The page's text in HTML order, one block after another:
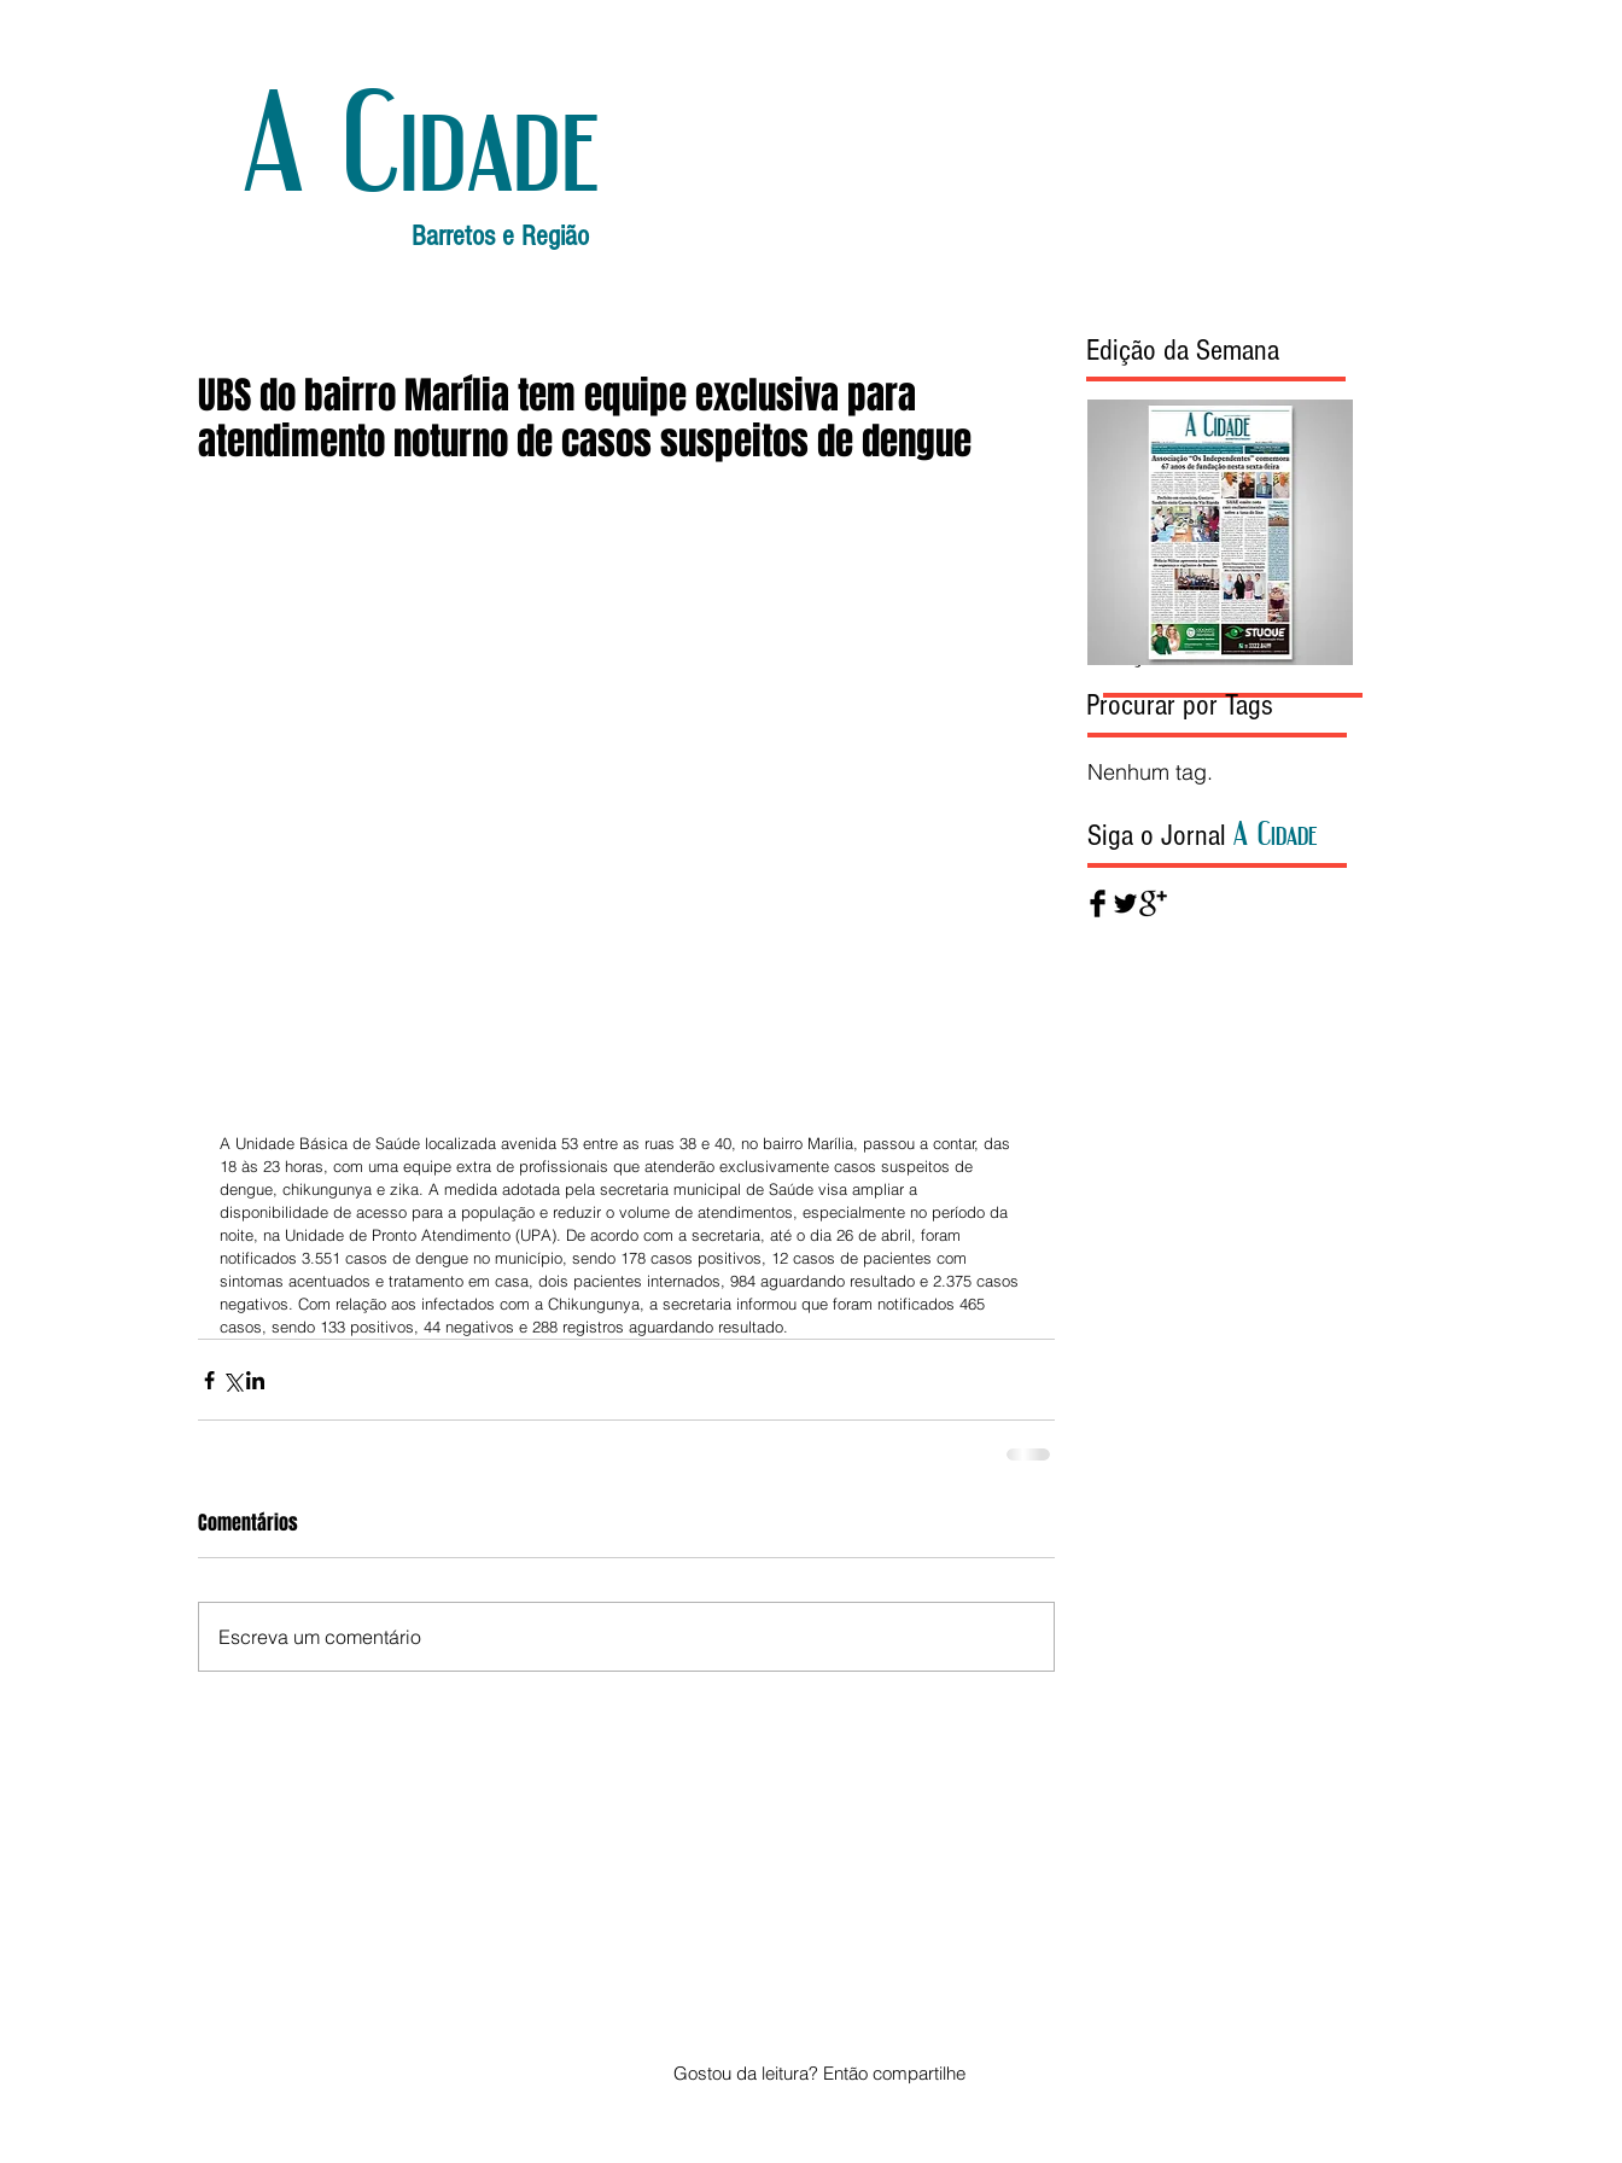
A Cidade
Barretos e Região
UBS do bairro Marília tem equipe exclusiva para
atendimento noturno de casos suspeitos de dengue
A Unidade Básica de Saúde localizada avenida 53 entre as ruas 38 e 40, no bairro Marília, passou a contar, das
18 às 23 horas, com uma equipe extra de profissionais que atenderão exclusivamente casos suspeitos de
dengue, chikungunya e zika. A medida adotada pela secretaria municipal de Saúde visa ampliar a
disponibilidade de acesso para a população e reduzir o volume de atendimentos, especialmente no período da
noite, na Unidade de Pronto Atendimento (UPA). De acordo com a secretaria, até o dia 26 de abril, foram
notificados 3.551 casos de dengue no município, sendo 178 casos positivos, 12 casos de pacientes com
sintomas acentuados e tratamento em casa, dois pacientes internados, 984 aguardando resultado e 2.375 casos
negativos. Com relação aos infectados com a Chikungunya, a secretaria informou que foram notificados 465
casos, sendo 133 positivos, 44 negativos e 288 registros aguardando resultado.
Comentários
Escreva um comentário
Edição da Semana
Edição da Semana
Procurar por Tags
Nenhum tag.
Siga o Jornal A Cidade
Gostou da leitura? Então compartilhe